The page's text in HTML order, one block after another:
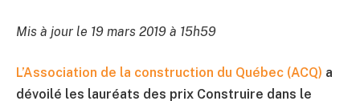
Mis à jour le 19 mars 2019 à 15h59
L’Association de la construction du Québec (ACQ) a
dévoilé les lauréats des prix Construire dans le